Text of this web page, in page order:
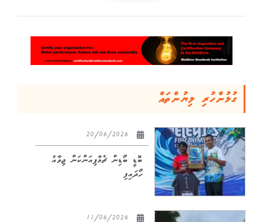
ގުޅުންހުރި ލިޔުންތައް
ބޮޑީ ބޯޑިން ޗެމްޕިއަންކަން ޖިވާއު
ހޯދައިފި